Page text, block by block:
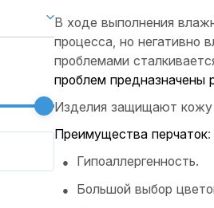
В ходе выполнения
процесса, но негативно
проблемами
проблем предназначены
Изделия защищают кожу
Преимущества перчаток:
Гипоаллергенность.
Большой выбор